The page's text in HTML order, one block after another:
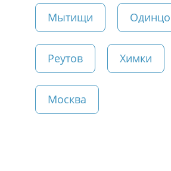
Мытищи
Реутов Химки
Москва